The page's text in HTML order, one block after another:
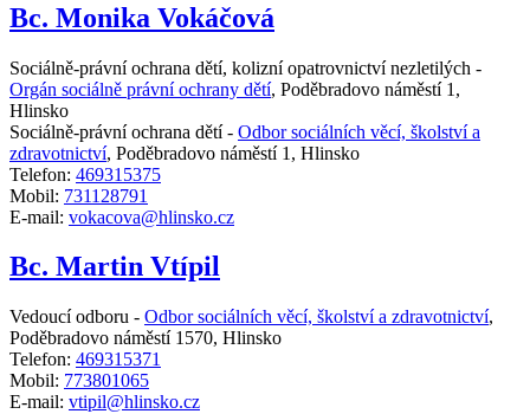
Bc. Monika Vokáčová
Sociálně-právní ochrana dětí, kolizní opatrovnictví nezletilých -
Orgán sociálně právní ochrany dětí, Poděbradovo náměstí 1,
Hlinsko
Sociálně-právní ochrana dětí - Odbor sociálních věcí, školství a
zdravotnictví, Poděbradovo náměstí 1, Hlinsko
Telefon: 469315375
Mobil: 731128791
E-mail: vokacova@hlinsko.cz
Bc. Martin Vtípil
Vedoucí odboru - Odbor sociálních věcí, školství a zdravotnictví,
Poděbradovo náměstí 1570, Hlinsko
Telefon: 469315371
Mobil: 773801065
E-mail: vtipil@hlinsko.cz